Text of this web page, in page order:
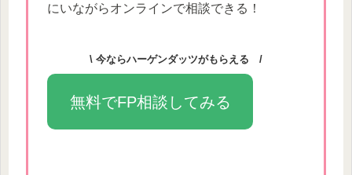
にいながらオンラインで相談できる！
\ 今ならハーゲンダッツがもらえる /
無料でFP相談してみる